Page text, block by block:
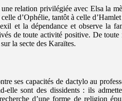
relation privilégiée avec Elsa la
d’Ophélie, tantôt à celle
et la dépendance et observe la
de toute activité positive. De toute
la secte des Karaïtes.
ses capacités de dactylo au
elle sont des dissidents : ils
d’une forme de religion